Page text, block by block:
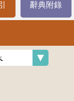
辭典附錄